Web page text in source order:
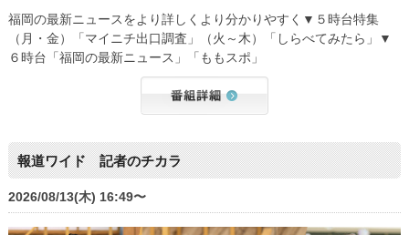
福岡の最新ニュースをより詳しくより分かりやすく▼５時台特集
（月・金）「マイニチ出口調査」（火～木）「しらべてみたら」▼
６時台「福岡の最新ニュース」「ももスポ」
報道ワイド 記者のチカラ
2026/08/13(木) 16:49〜